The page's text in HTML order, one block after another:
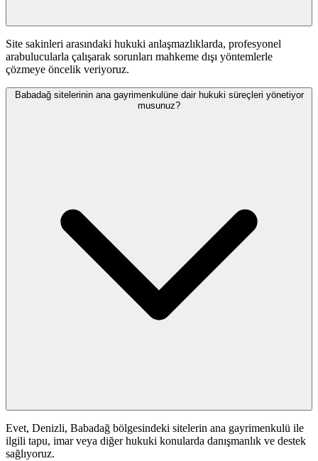
Site sakinleri arasındaki hukuki anlaşmazlıklarda, profesyonel
arabulucularla çalışarak sorunları mahkeme dışı yöntemlerle
çözmeye öncelik veriyoruz.
Babadağ sitelerinin ana gayrimenkulüne dair hukuki süreçleri yönetiyor
musunuz?
Evet, Denizli, Babadağ bölgesindeki sitelerin ana gayrimenkulü ile
ilgili tapu, imar veya diğer hukuki konularda danışmanlık ve destek
sağlıyoruz.